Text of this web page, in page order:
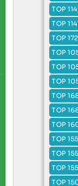
TOP
TOP
TOP
TOP
TOP
TOP
TOP
TOP
TOP
TOP
TOP
TOP
TOP